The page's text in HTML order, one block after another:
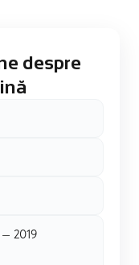
despre